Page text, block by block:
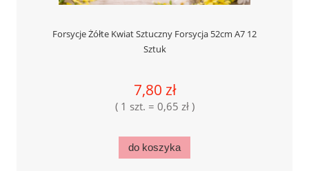
Forsycje Żółte Kwiat Sztuczny Forsycja 52cm A7 12
Sztuk
7,80 zł
( 1 szt. = 0,65 zł )
do koszyka